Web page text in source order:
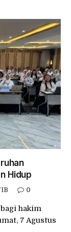
Hidup
0
hakim
7 Agustus